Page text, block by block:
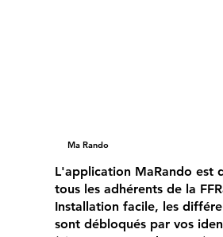
Ma Rando
L'application MaRando est
tous les adhérents de la
Installation facile, les
sont débloqués par vos